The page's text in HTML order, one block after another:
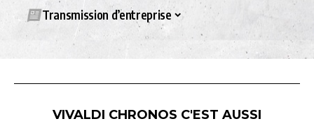
Transmission d’entreprise
VIVALDI CHRONOS C'EST AUSSI